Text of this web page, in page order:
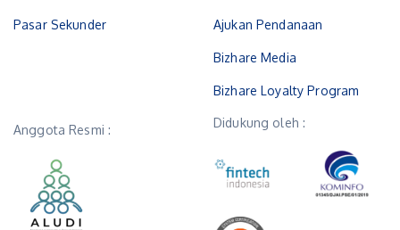
Pasar Sekunder Ajukan Pendanaan
Bizhare Media
Bizhare Loyalty Program
Anggota Resmi : Didukung oleh :